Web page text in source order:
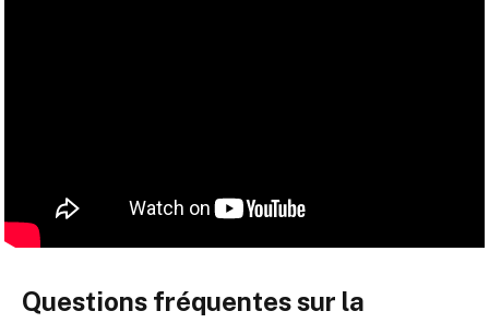
Questions fréquentes sur la